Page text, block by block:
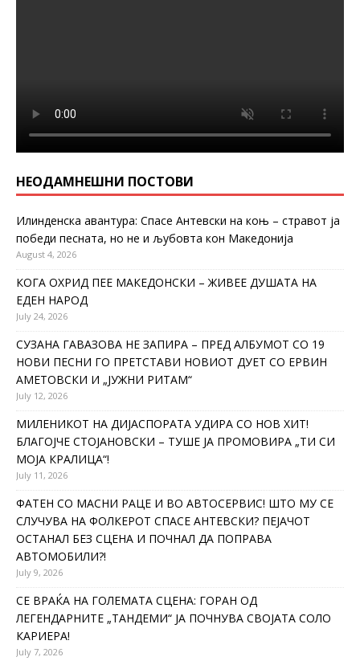
НЕОДАМНЕШНИ ПОСТОВИ
Илинденска авантура: Спасе Антевски на коњ – стравот ја
победи песната, но не и љубовта кон Македонија
August 4, 2026
КОГА ОХРИД ПЕЕ МАКЕДОНСКИ – ЖИВЕЕ ДУШАТА НА
ЕДЕН НАРОД
July 24, 2026
СУЗАНА ГАВАЗОВА НЕ ЗАПИРА – ПРЕД АЛБУМОТ СО 19
НОВИ ПЕСНИ ГО ПРЕТСТАВИ НОВИОТ ДУЕТ СО ЕРВИН
АМЕТОВСКИ И „ЈУЖНИ РИТАМ“
July 12, 2026
МИЛЕНИКОТ НА ДИЈАСПОРАТА УДИРА СО НОВ ХИТ!
БЛАГОЈЧЕ СТОЈАНОВСКИ – ТУШЕ ЈА ПРОМОВИРА „ТИ СИ
МОЈА КРАЛИЦА“!
July 11, 2026
ФАТЕН СО МАСНИ РАЦЕ И ВО АВТОСЕРВИС! ШТО МУ СЕ
СЛУЧУВА НА ФОЛКЕРОТ СПАСЕ АНТЕВСКИ? ПЕЈАЧОТ
ОСТАНАЛ БЕЗ СЦЕНА И ПОЧНАЛ ДА ПОПРАВА
АВТОМОБИЛИ?!
July 9, 2026
СЕ ВРАЌА НА ГОЛЕМАТА СЦЕНА: ГОРАН ОД
ЛЕГЕНДАРНИТЕ „ТАНДЕМИ“ ЈА ПОЧНУВА СВОЈАТА СОЛО
КАРИЕРА!
July 7, 2026